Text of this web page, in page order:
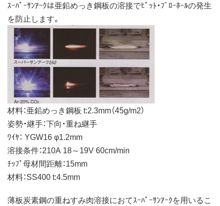
ｽｰﾊﾟｰｻﾝｱｰｸは亜鉛めっき鋼板の溶接でﾋﾟｯﾄ・ﾌﾞﾛｰﾎｰﾙの発生
を防止します。
材料：亜鉛めっき鋼板 t:2.3mm（45g/m2）
姿勢・継手：下向・重ね継手
ﾜｲﾔ： YGW16 φ1.2mm
溶接条件：210A 18～19V 60cm/min
ﾁｯﾌﾟ母材間距離：15mm
材料：SS400 t:4.5mm
薄板炭素鋼の重ねすみ肉溶接におてｽｰﾊﾟｰｻﾝｱｰｸを用いるこ